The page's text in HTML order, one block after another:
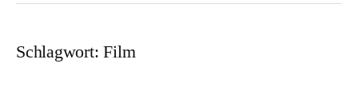
Schlagwort:Film